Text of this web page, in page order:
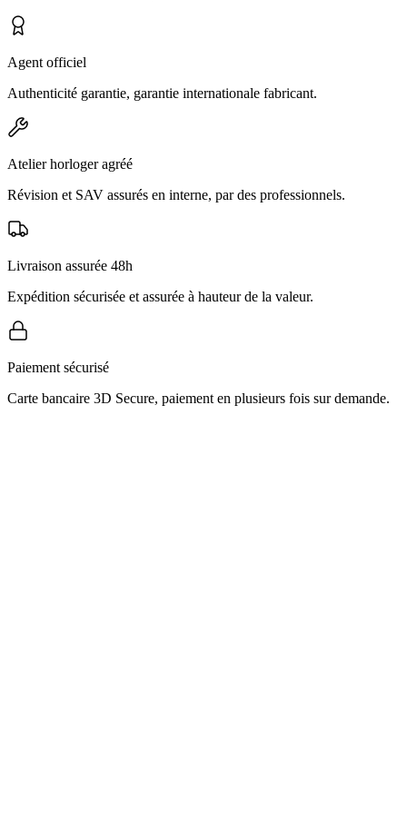
Agent officiel
Authenticité garantie, garantie internationale fabricant.
Atelier horloger agréé
Révision et SAV assurés en interne, par des professionnels.
Livraison assurée 48h
Expédition sécurisée et assurée à hauteur de la valeur.
Paiement sécurisé
Carte bancaire 3D Secure, paiement en plusieurs fois sur demande.